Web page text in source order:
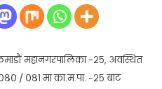
महानगरपालिका -२५, अवस्थित
/ ०८१ मा का.म.पा. -२५ बाट